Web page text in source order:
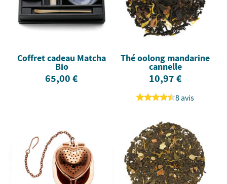
Coffret cadeau Matcha
Bio
65,00 €
Thé oolong mandarine
cannelle
10,97 €
8 avis